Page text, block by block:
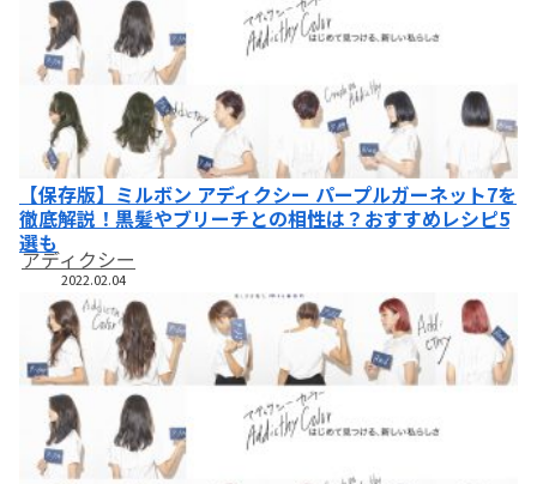
【保存版】ミルボン アディクシー パープルガーネット7を
徹底解説！黒髪やブリーチとの相性は？おすすめレシピ5
選も
アディクシー
2022.02.04